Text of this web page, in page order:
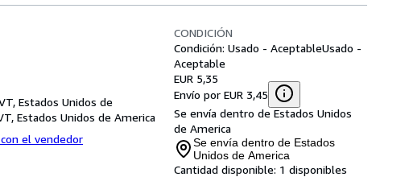
Estados Unidos de
Estados Unidos de America
el vendedor
CONDICIÓN
Condición: Usado - AceptableUsado -
Aceptable
EUR 5,35
Envío por EUR 3,45
Se envía dentro de Estados Unidos
de America
Se envía dentro de Estados
Unidos de America
Cantidad disponible: 1 disponibles